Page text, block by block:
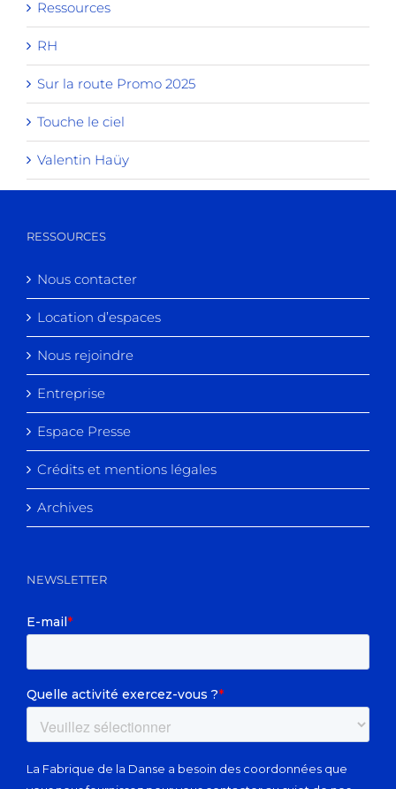
Ressources
RH
Sur la route Promo 2025
Touche le ciel
Valentin Haüy
RESSOURCES
Nous contacter
Location d’espaces
Nous rejoindre
Entreprise
Espace Presse
Crédits et mentions légales
Archives
NEWSLETTER